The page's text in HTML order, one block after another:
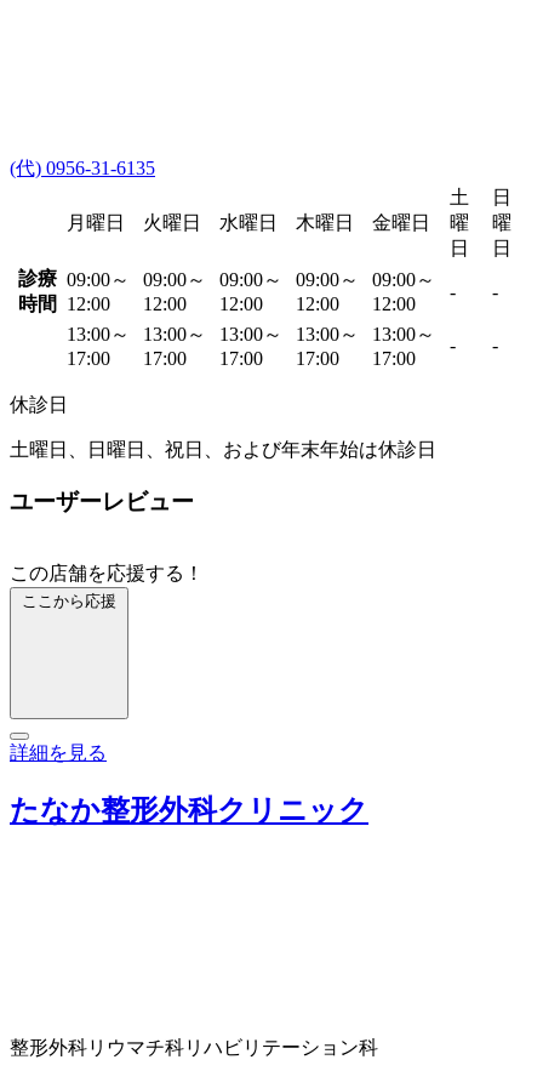
(代) 0956-31-6135
月曜日 火曜日 水曜日 木曜日 金曜日
土
曜
日
日
曜
日
診療
時間
09:00～
12:00
09:00～
12:00
09:00～
12:00
09:00～
12:00
09:00～
12:00
- -
13:00～
17:00
13:00～
17:00
13:00～
17:00
13:00～
17:00
13:00～
17:00
- -
休診日
土曜日、日曜日、祝日、および年末年始は休診日
ユーザーレビュー
この店舗を応援する！
ここから応援
詳細を見る
たなか整形外科クリニック
整形外科リウマチ科リハビリテーション科